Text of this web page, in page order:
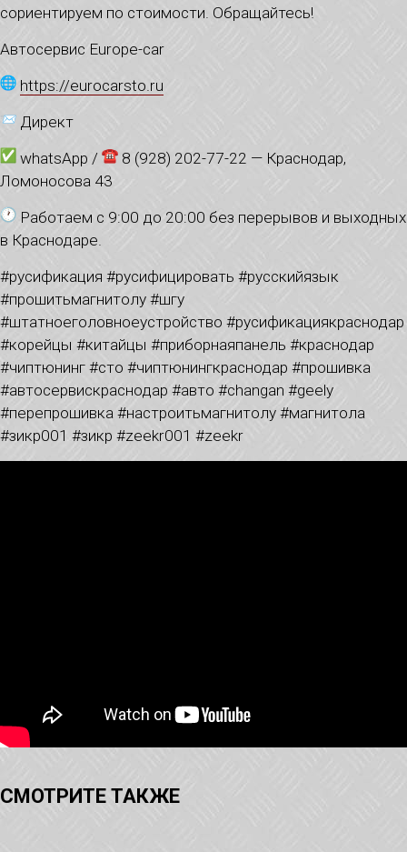
сориентируем по стоимости. Обращайтесь!
Автосервис Europe-car
https://eurocarsto.ru
Директ
whatsApp /
8 (928) 202-77-22 — Краснодар,
Ломоносова 43
Работаем с 9:00 до 20:00 без перерывов и выходных
в Краснодаре.
#русификация #русифицировать #русскийязык
#прошитьмагнитолу #шгу
#штатноеголовноеустройство #русификациякраснодар
#корейцы #китайцы #приборнаяпанель #краснодар
#чиптюнинг #сто #чиптюнингкраснодар #прошивка
#автосервискраснодар #авто #changan #geely
#перепрошивка #настроитьмагнитолу #магнитола
#зикр001 #зикр #zeekr001 #zeekr
СМОТРИТЕ ТАКЖЕ